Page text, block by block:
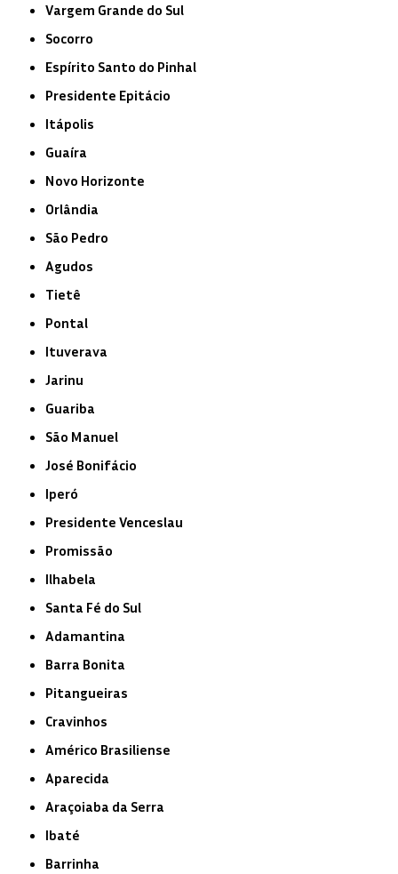
Vargem Grande do Sul
Socorro
Espírito Santo do Pinhal
Presidente Epitácio
Itápolis
Guaíra
Novo Horizonte
Orlândia
São Pedro
Agudos
Tietê
Pontal
Ituverava
Jarinu
Guariba
São Manuel
José Bonifácio
Iperó
Presidente Venceslau
Promissão
Ilhabela
Santa Fé do Sul
Adamantina
Barra Bonita
Pitangueiras
Cravinhos
Américo Brasiliense
Aparecida
Araçoiaba da Serra
Ibaté
Barrinha